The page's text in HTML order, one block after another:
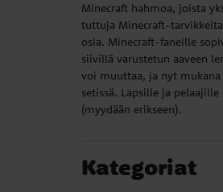
Minecraft hahmoa, joista
tuttuja Minecraft-
osia. Minecraft-faneille
siivillä varustetun aaveen
voi muuttaa, ja nyt mukana
setissä. Lapsille ja
(myydään erikseen).
Kategoriat